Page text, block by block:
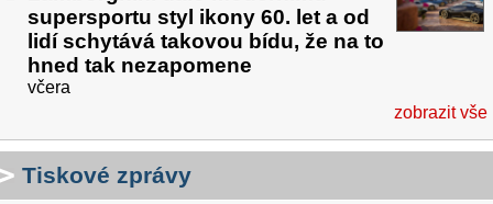
supersportu styl ikony 60. let a od
lidí schytává takovou bídu, že na to
hned tak nezapomene
včera
zobrazit vše
Tiskové zprávy